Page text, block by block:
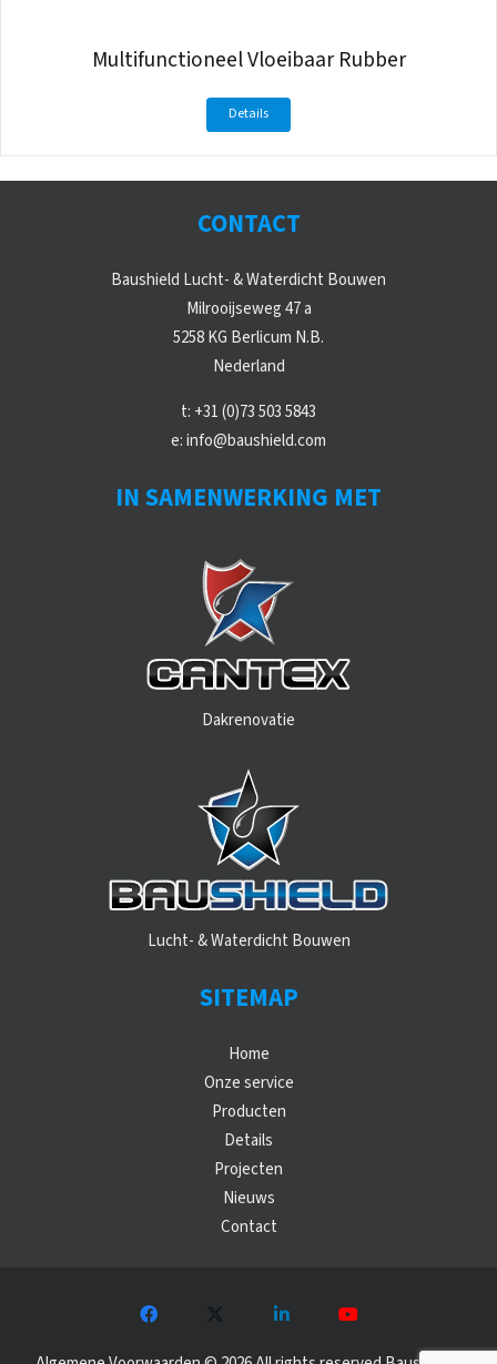
Multifunctioneel Vloeibaar Rubber
Details
CONTACT
Baushield Lucht- & Waterdicht Bouwen
Milrooijseweg 47 a
5258 KG Berlicum N.B.
Nederland
t: +31 (0)73 503 5843
e:info@baushield.com
IN SAMENWERKING MET
Dakrenovatie
Lucht- & Waterdicht Bouwen
SITEMAP
Home
Onze service
Producten
Details
Projecten
Nieuws
Contact